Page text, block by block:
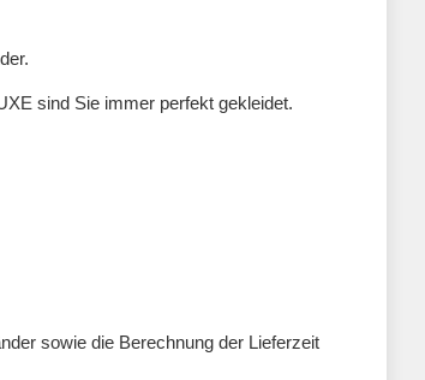
sind Sie immer perfekt gekleidet.
sowie die Berechnung der Lieferzeit